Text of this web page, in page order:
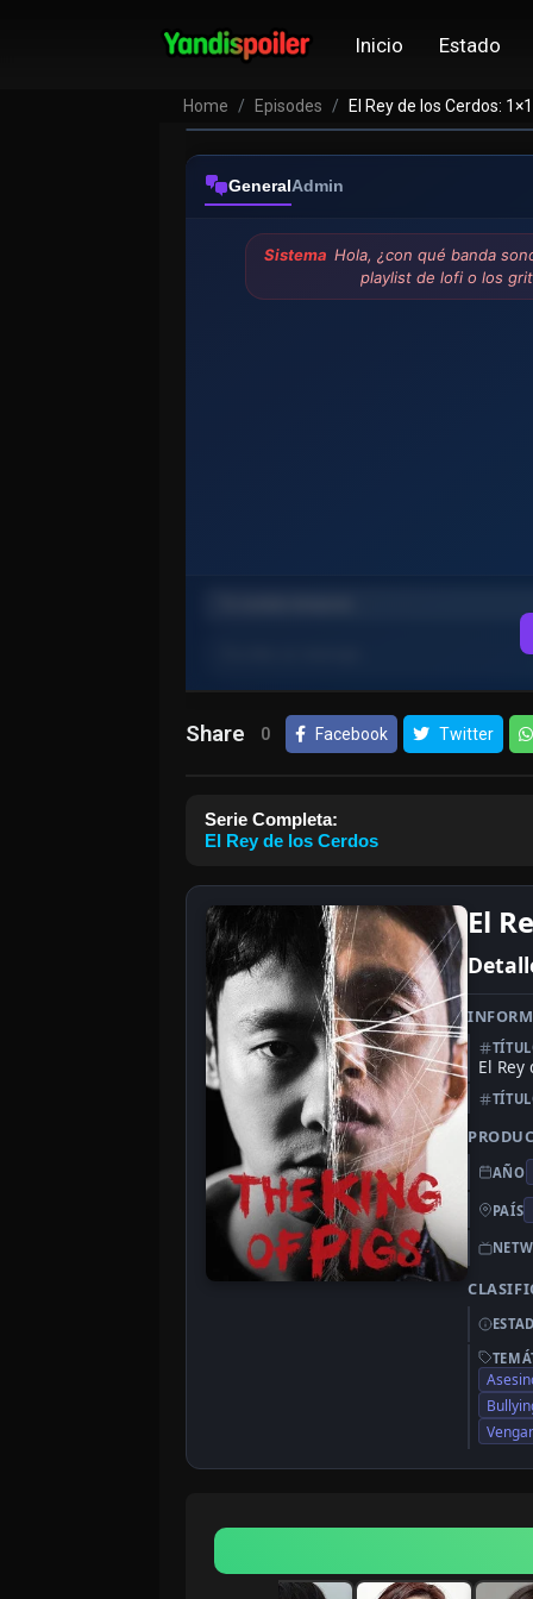
Inicio Estado
Home Episodes El Rey de los Cerdos:
GeneralAdmin
Sistema Hola, ¿con qué banda
playlist de lofi o los
Share 0 Facebook Twitter
Serie Completa:
El Rey de los Cerdos
El
El Rey
AÑO
PAÍS